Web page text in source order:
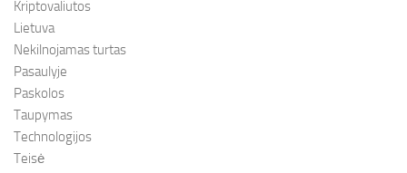
Kriptovaliutos
Lietuva
Nekilnojamas turtas
Pasaulyje
Paskolos
Taupymas
Technologijos
Teisė